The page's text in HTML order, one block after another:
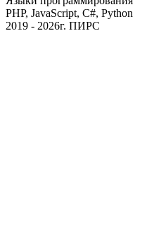
PHP, JavaScript, C#, Python
2019 - 2026г. ПИРС